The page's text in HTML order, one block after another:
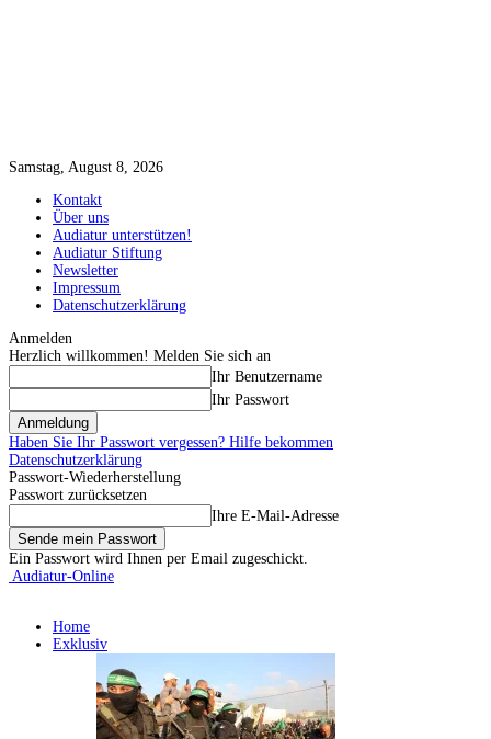
Samstag, August 8, 2026
Kontakt
Über uns
Audiatur unterstützen!
Audiatur Stiftung
Newsletter
Impressum
Datenschutzerklärung
Anmelden
Herzlich willkommen! Melden Sie sich an
Ihr Benutzername
Ihr Passwort
Haben Sie Ihr Passwort vergessen? Hilfe bekommen
Datenschutzerklärung
Passwort-Wiederherstellung
Passwort zurücksetzen
Ihre E-Mail-Adresse
Ein Passwort wird Ihnen per Email zugeschickt.
Audiatur-Online
Home
Exklusiv